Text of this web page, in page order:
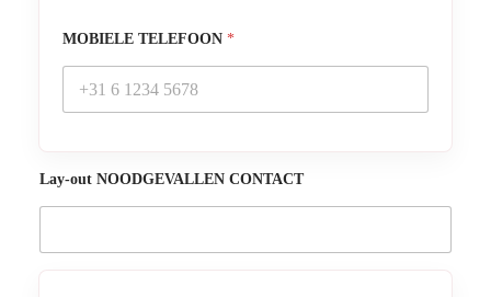
MOBIELE TELEFOON *
Lay-out NOODGEVALLEN CONTACT